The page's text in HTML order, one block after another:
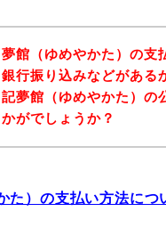
夢館（ゆめやかた）の支
銀行振り込みなどがある
記夢館（ゆめやかた）の
かがでしょうか？
た）の支払い方法に